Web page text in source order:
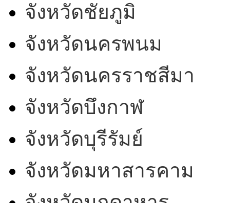
จังหวัดชัยภูมิ
จังหวัดนครพนม
จังหวัดนครราชสีมา
จังหวัดบึงกาฬ
จังหวัดบุรีรัมย์
จังหวัดมหาสารคาม